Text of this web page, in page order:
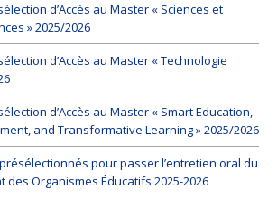
d’Accès au Master « Sciences et
» 2025/2026
d’Accès au Master « Technologie
d’Accès au Master « Smart Education,
and Transformative Learning » 2025/2026
pour passer l’entretien oral du
des Organismes Éducatifs 2025-2026